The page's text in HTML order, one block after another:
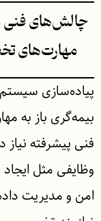
چالش‌های فنی و
مهارت‌های
پیاده‌سازی
بیمه‌گری باز به
فنی پیشرفته نیاز
امن و مدیریت